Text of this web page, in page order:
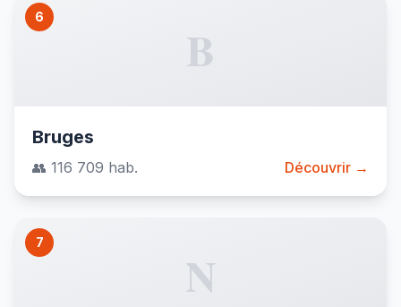
6
B
Bruges
👥 116 709 hab. Découvrir →
7
N